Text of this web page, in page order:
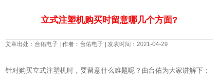
立式注塑机购买时留意哪几个方面?
文章出处：台佑电子 | 作者：台佑电子 | 发表时间：2021-04-29
针对购买立式注塑机时，要留意什么难题呢？由台佑为大家讲解下：